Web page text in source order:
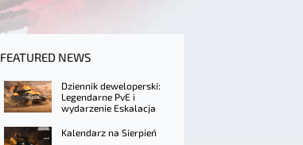
FEATURED NEWS
Dziennik deweloperski:
Legendarne PvE i
wydarzenie Eskalacja
Kalendarz na Sierpień